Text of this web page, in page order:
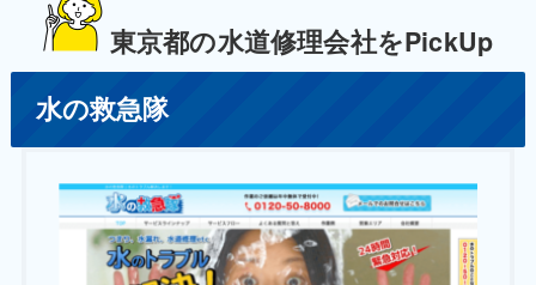
東京都の水道修理会社をPickUp
水の救急隊